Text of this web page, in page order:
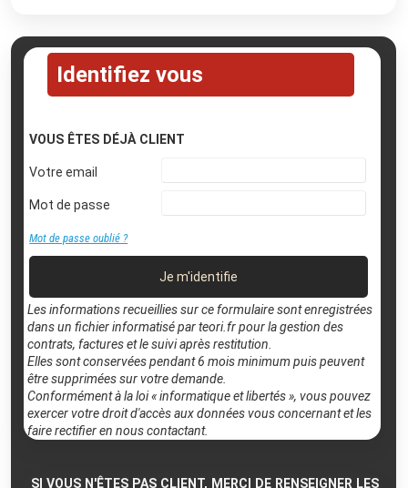
Identifiez vous
VOUS ÊTES DÉJÀ CLIENT
Votre email
Mot de passe
Mot de passe oublié ?
Je m'identifie
Les informations recueillies sur ce formulaire sont enregistrées
dans un fichier informatisé par teori.fr pour la gestion des
contrats, factures et le suivi après restitution.
Elles sont conservées pendant 6 mois minimum puis peuvent
être supprimées sur votre demande.
Conformément à la loi « informatique et libertés », vous pouvez
exercer votre droit d'accès aux données vous concernant et les
faire rectifier en nous contactant.
SI VOUS N'ÊTES PAS CLIENT, MERCI DE RENSEIGNER LES